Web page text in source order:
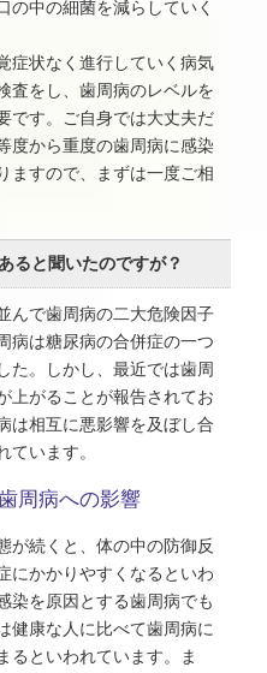
の中の細菌を減らしていく
症状なく進行していく病気
査をし、歯周病のレベルを
です。ご自身では大丈夫だ
度から重度の歯周病に感染
ますので、まずは一度ご相
ると聞いたのですが？
んで歯周病の二大危険因子
病は糖尿病の合併症の一つ
た。しかし、最近では歯周
上がることが報告されてお
は相互に悪影響を及ぼし合
ています。
周病への影響
が続くと、体の中の防御反
にかかりやすくなるといわ
染を原因とする歯周病でも
健康な人に比べて歯周病に
るといわれています。ま